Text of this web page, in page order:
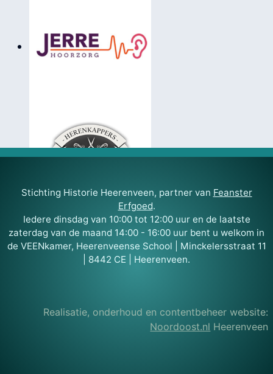
Stichting Historie Heerenveen, partner van Feanster
Erfgoed.
Iedere dinsdag van 10:00 tot 12:00 uur en de laatste
zaterdag van de maand 14:00 - 16:00 uur bent u welkom in
de VEENkamer, Heerenveense School | Minckelersstraat 11
| 8442 CE | Heerenveen.
Realisatie, onderhoud en contentbeheer website:
Noordoost.nl Heerenveen